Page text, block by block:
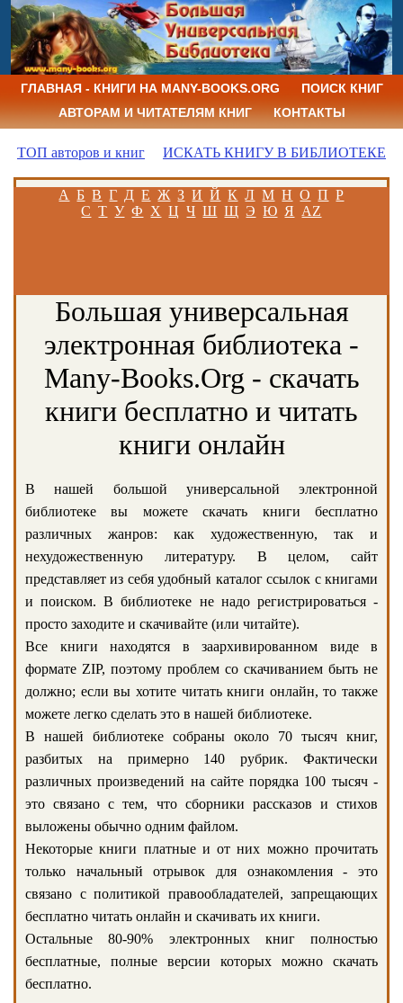
ГЛАВНАЯ - КНИГИ НА MANY-BOOKS.ORG
ПОИСК КНИГ
АВТОРАМ И ЧИТАТЕЛЯМ КНИГ
КОНТАКТЫ
ТОП авторов и книг ИСКАТЬ КНИГУ В БИБЛИОТЕКЕ
А Б В Г Д Е Ж З И Й К Л М Н О П Р
С Т У Ф Х Ц Ч Ш Щ Э Ю Я AZ
Большая универсальная
электронная библиотека -
Many-Books.Org - скачать
книги бесплатно и читать
книги онлайн
В нашей большой универсальной электронной
библиотеке вы можете скачать книги бесплатно
различных жанров: как художественную, так и
нехудожественную литературу. В целом, сайт
представляет из себя удобный каталог ссылок с книгами
и поиском. В библиотеке не надо регистрироваться -
просто заходите и скачивайте (или читайте).
Все книги находятся в заархивированном виде в
формате ZIP, поэтому проблем со скачиванием быть не
должно; если вы хотите читать книги онлайн, то также
можете легко сделать это в нашей библиотеке.
В нашей библиотеке собраны около 70 тысяч книг,
разбитых на примерно 140 рубрик. Фактически
различных произведений на сайте порядка 100 тысяч -
это связано с тем, что сборники рассказов и стихов
выложены обычно одним файлом.
Некоторые книги платные и от них можно прочитать
только начальный отрывок для ознакомления - это
связано с политикой правообладателей, запрещающих
бесплатно читать онлайн и скачивать их книги.
Остальные 80-90% электронных книг полностью
бесплатные, полные версии которых можно скачать
бесплатно.